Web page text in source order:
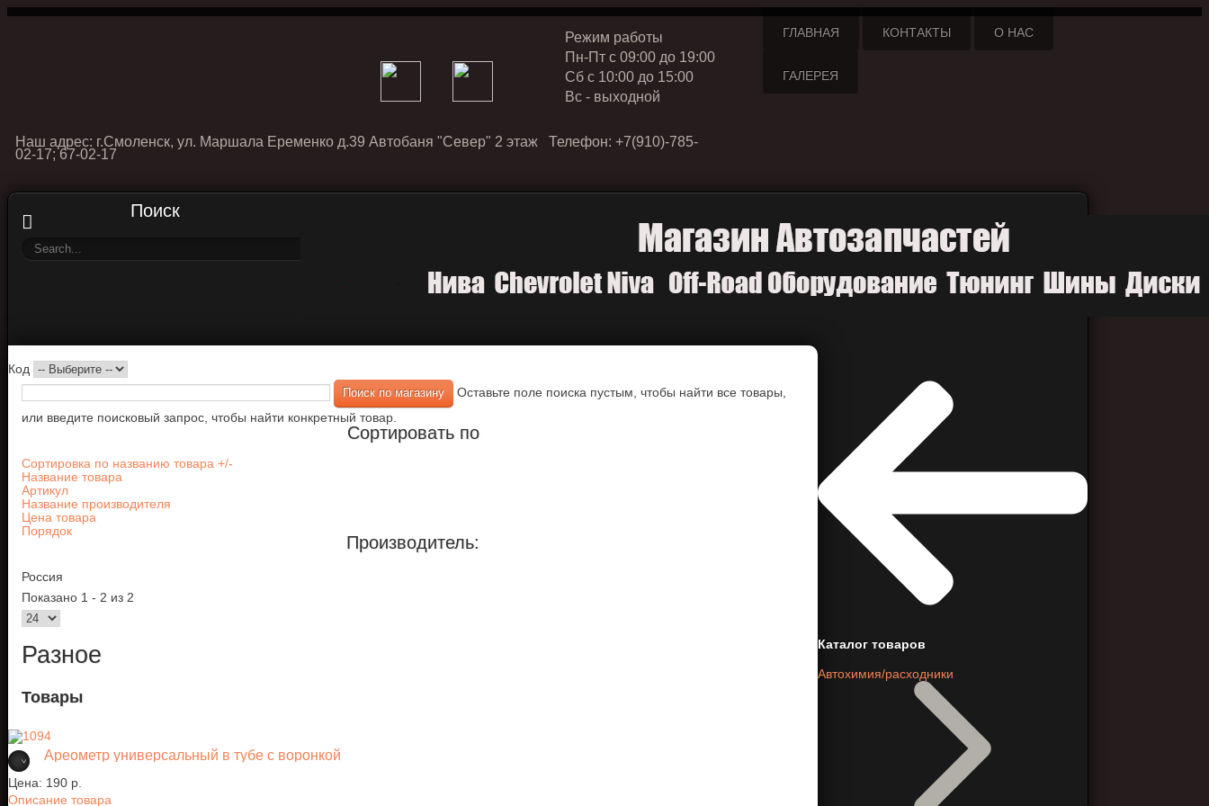
Режим работы
Пн-Пт с 09:00 до 19:00
Cб с 10:00 до 15:00
Вс - выходной
Наш адрес: г.Смоленск, ул. Маршала Еременко д.39 Автобаня "Север" 2 этаж Телефон: +7(910)-785-
02-17; 67-02-17
ГЛАВНАЯ КОНТАКТЫ О НАС
ГАЛЕРЕЯ
Поиск
Код
Оставьте поле поиска пустым, чтобы найти все товары,
или введите поисковый запрос, чтобы найти конкретный товар.
Сортировать по
Сортировка по названию товара +/-
Название товара
Артикул
Название производителя
Цена товара
Порядок
Производитель:
Россия
Показано 1 - 2 из 2
Разное
Товары
Ареометр универсальный в тубе с воронкой
Цена: 190 p.
Описание товара
Каталог товаров
Автохимия/расходники